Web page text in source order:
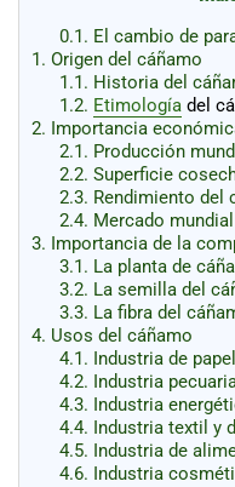
Apicultura
Avicultura
Cultivos
Ganadería
Hidroponía
Pastos
y
Forrajes
Ovinos
caprinos
Porcino
Post-
Cosecha
0.1. El cambio de
1. Origen del cáñamo
1.1. Historia del
1.2. Etimologíadel
2. Importancia
2.1. Producción
2.2. Superficie
2.3. Rendimiento del
2.4. Mercado
3. Importancia de la
3.1. La planta de
3.2. La semilla del
3.3. La fibra del
4. Usos del cáñamo
4.1. Industria de papel
4.2. Industria
4.3. Industria
4.4. Industria textil y
4.5. Industria de
4.6. Industria